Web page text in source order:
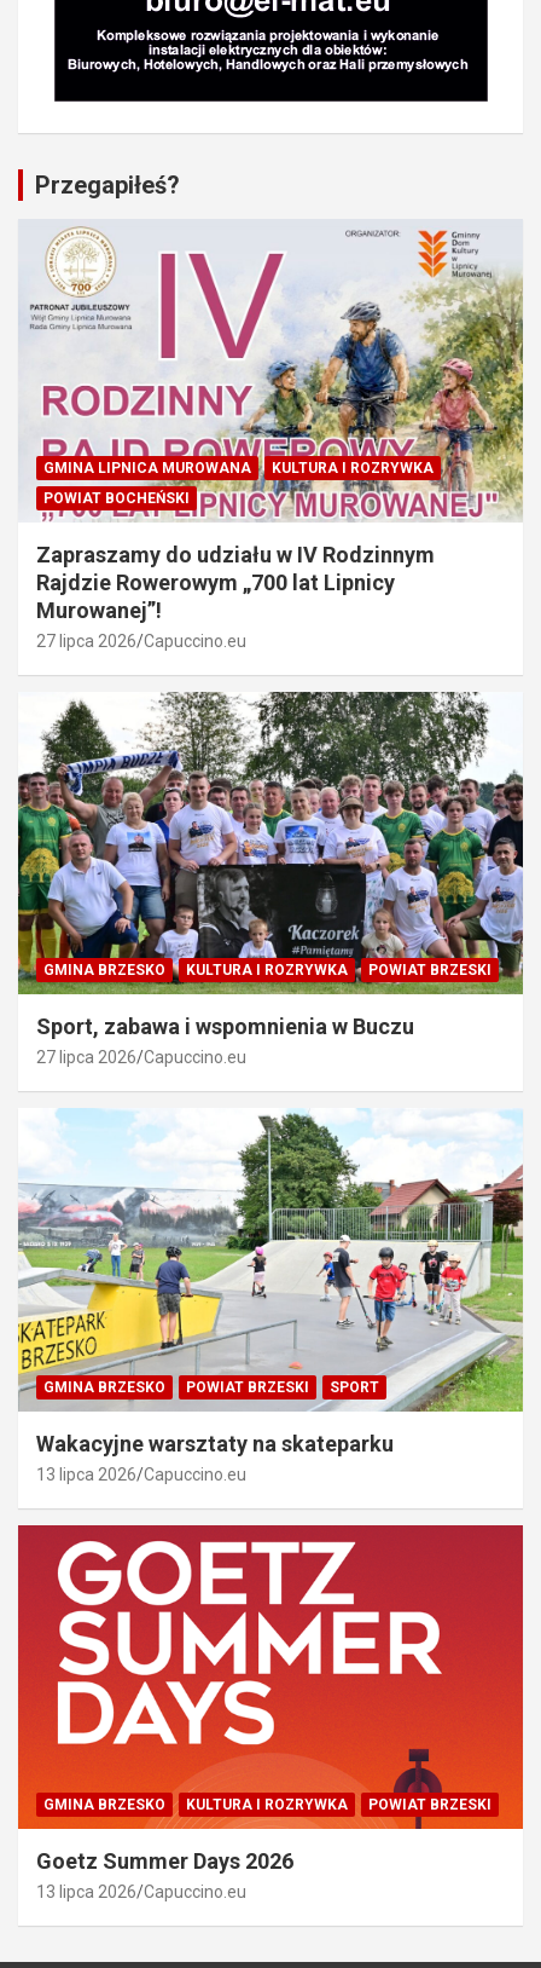
Przegapiłeś?
GMINA LIPNICA MUROWANA
KULTURA I ROZRYWKA
POWIAT BOCHEŃSKI
Zapraszamy do udziału w IV Rodzinnym
Rajdzie Rowerowym „700 lat Lipnicy
Murowanej”!
27 lipca 2026 Capuccino.eu
GMINA BRZESKO KULTURA I ROZRYWKA POWIAT BRZESKI
Sport, zabawa i wspomnienia w Buczu
27 lipca 2026 Capuccino.eu
GMINA BRZESKO POWIAT BRZESKI SPORT
Wakacyjne warsztaty na skateparku
13 lipca 2026 Capuccino.eu
GMINA BRZESKO KULTURA I ROZRYWKA POWIAT BRZESKI
Goetz Summer Days 2026
13 lipca 2026 Capuccino.eu